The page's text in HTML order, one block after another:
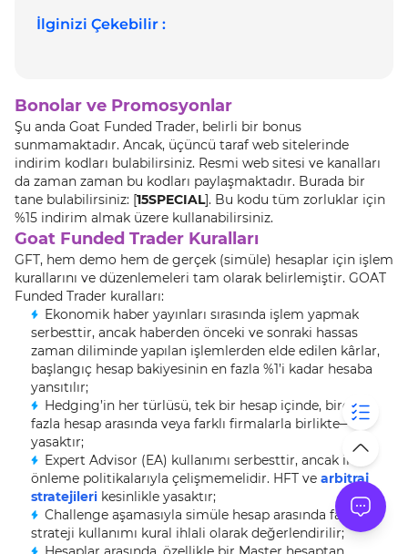
İlginizi Çekebilir :
Bonolar ve Promosyonlar
Şu anda Goat Funded Trader, belirli bir bonus
sunmamaktadır. Ancak, üçüncü taraf web sitelerinde
indirim kodları bulabilirsiniz. Resmi web sitesi ve kanalları
da zaman zaman bu kodları paylaşmaktadır. Burada bir
tane bulabilirsiniz: [15SPECIAL]. Bu kodu tüm zorluklar için
%15 indirim almak üzere kullanabilirsiniz.
Goat Funded Trader Kuralları
GFT, hem demo hem de gerçek (simüle) hesaplar için işlem
kurallarını ve düzenlemeleri tam olarak belirlemiştir. GOAT
Funded Trader kuralları:
Ekonomik haber yayınları sırasında işlem yapmak
serbesttir, ancak haberden önceki ve sonraki hassas
zaman diliminde yapılan işlemlerden elde edilen kârlar,
başlangıç hesap bakiyesinin en fazla %1’i kadar hesaba
yansıtılır;
Hedging’in her türlüsü, tek bir hesap içinde, birden
fazla hesap arasında veya farklı firmalarla birlikte—
yasaktır;
Expert Advisor (EA) kullanımı serbesttir, ancak ihlal
önleme politikalarıyla çelişmemelidir. HFT ve arbitraj
stratejileri kesinlikle yasaktır;
Challenge aşamasıyla simüle hesap arasında farklı
strateji kullanımı kural ihlali olarak değerlendirilir;